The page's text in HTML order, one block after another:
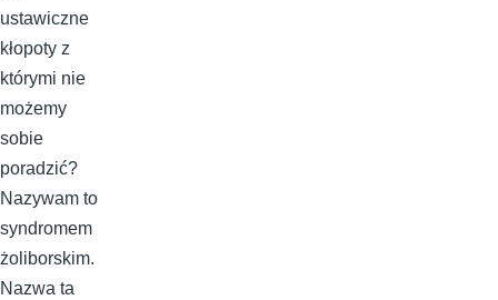
ustawiczne
kłopoty z
którymi nie
możemy
sobie
poradzić?
Nazywam to
syndromem
żoliborskim.
Nazwa ta